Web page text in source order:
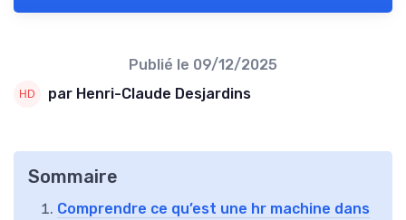
Publié le 09/12/2025
par Henri-Claude Desjardins
Sommaire
Comprendre ce qu’est une hr machine dans